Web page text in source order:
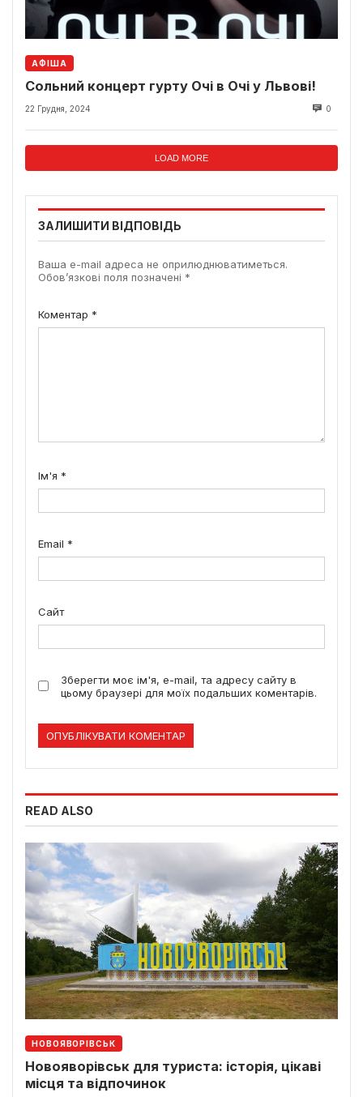
АФІША
Сольний концерт гурту Очі в Очі у Львові!
22 Грудня, 2024 0
LOAD MORE
ЗАЛИШИТИ ВІДПОВІДЬ
Ваша e-mail адреса не оприлюднюватиметься.
Обов’язкові поля позначені *
Коментар *
Ім'я *
Email *
Сайт
Зберегти моє ім'я, e-mail, та адресу сайту в
цьому браузері для моїх подальших коментарів.
READ ALSO
НОВОЯВОРІВСЬК
Новояворівськ для туриста: історія, цікаві
місця та відпочинок